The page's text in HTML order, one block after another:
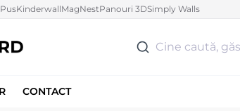
KinderwallMagNestPanouri 3DSimply Walls
Cine caută,
CONTACT